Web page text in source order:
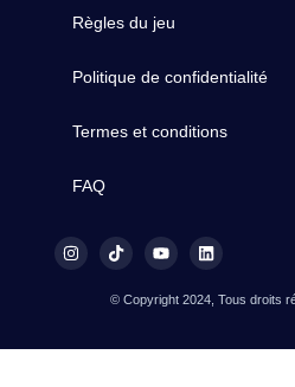
Règles du jeu
Politique de confidentialité
Termes et conditions
FAQ
© Copyright 2024, Tous droits